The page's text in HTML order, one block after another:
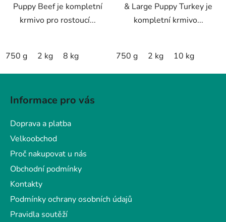
Puppy Beef je kompletní
krmivo pro rostoucí...
750 g 2 kg 8 kg
& Large Puppy Turkey je
kompletní krmivo...
750 g 2 kg 10 kg
Informace pro vás
Doprava a platba
Velkoobchod
Proč nakupovat u nás
Obchodní podmínky
Kontakty
Podmínky ochrany osobních údajů
Pravidla soutěží